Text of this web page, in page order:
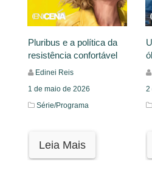
Pluribus e a política da
resistência confortável
Edinei Reis
1 de maio de 2026
Série/Programa
Leia Mais
2